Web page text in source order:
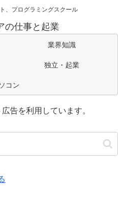
、プログラミングスクール
の仕事と起業
業界知識
独立・起業
コン
告を利用しています。